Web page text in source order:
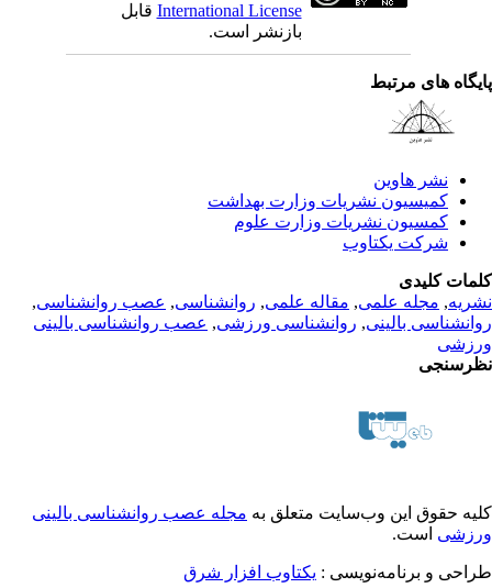
International Licenseقابل
بازنشر است.
های مرتبط
نشر هاوین
کمیسیون نشریات وزارت بهداشت
کمسیون نشریات وزارت علوم
شرکت یکتاوب
کلیدی
,مجله علمی, مقاله علمی, روانشناسی, عصب روانشناسی,
بالینی, روانشناسی ورزشی, عصب روانشناسی بالینی
حقوق این وب‌سایت متعلق بهمجله عصب روانشناسی بالینی
است.
و برنامه‌نویسی : یکتاوب افزار شرق